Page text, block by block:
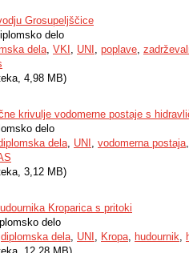
Grosupeljščice
delo
dela, VKI , UNI , poplave,
4,98 MB)
krivulje vodomerne postaje s
delo
dela, UNI , vodomerna postaja,
3,12 MB)
Kroparica s pritoki
delo
diplomska dela, UNI , Kropa, hudournik,